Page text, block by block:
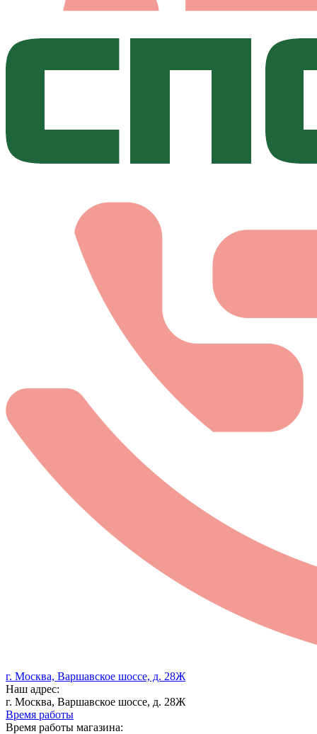
г. Москва, Варшавское шоссе, д. 28Ж
Наш адрес:
г. Москва, Варшавское шоссе, д. 28Ж
Время работы
Время работы магазина: